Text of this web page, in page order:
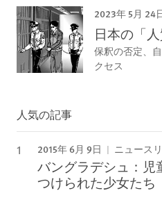
2023年 5月 24
日本の「人
保釈の否定、
クセス
人気の記事
2015年 6月 9日 ニュース
バングラデシュ：児
つけられた少女たち